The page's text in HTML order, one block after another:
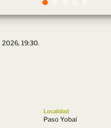
2026, 19:30.
Localidad
Paso Yobai